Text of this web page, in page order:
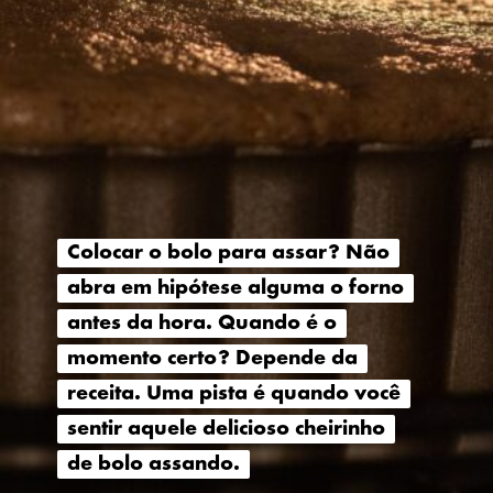
Colocar o bolo para assar? Não
abra em hipótese alguma o forno
antes da hora. Quando é o
momento certo? Depende da
receita. Uma pista é quando você
sentir aquele delicioso cheirinho
de bolo assando.
Colocar o bolo para assar? Não
abra em hipótese alguma o forno
antes da hora. Quando é o
momento certo? Depende da
receita. Uma pista é quando você
sentir aquele delicioso cheirinho
de bolo assando.